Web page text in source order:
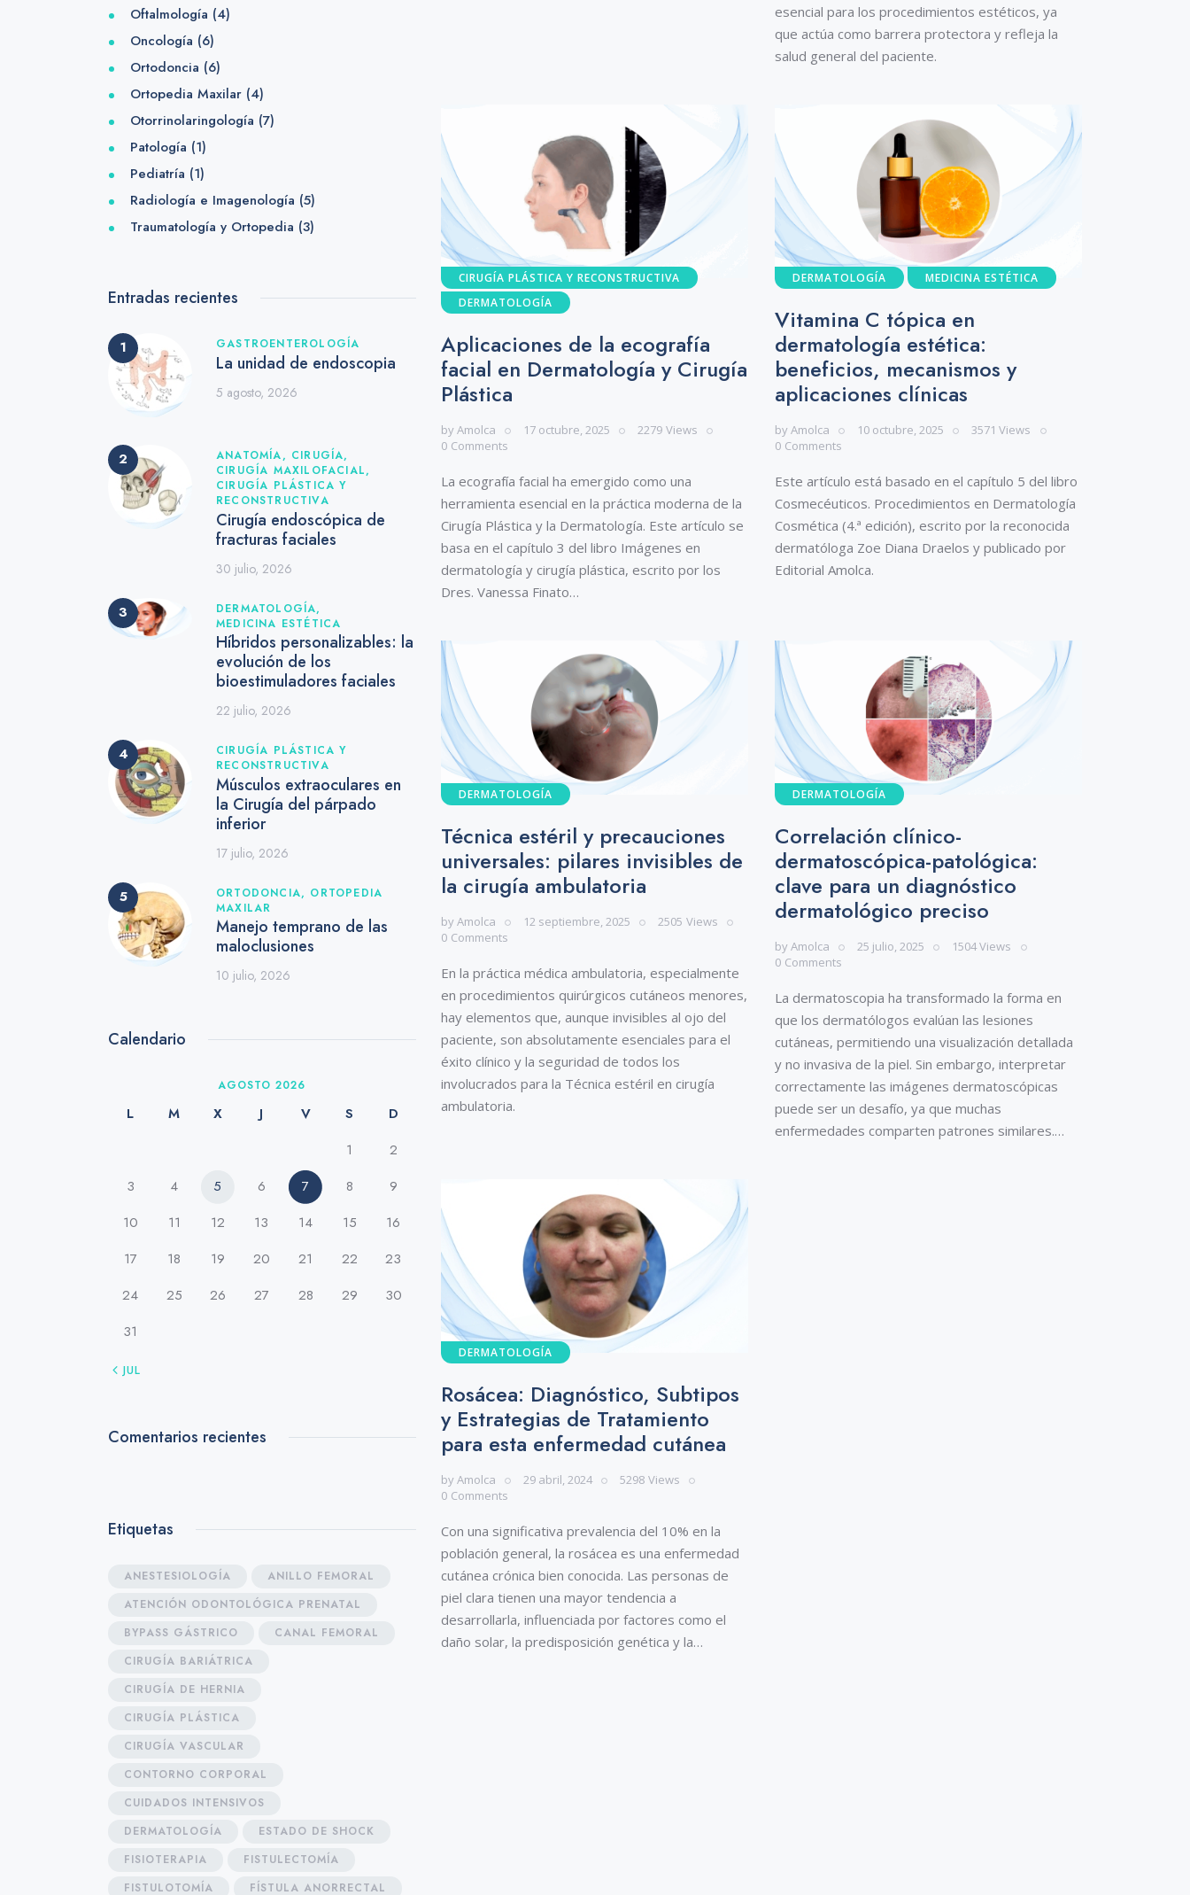
esencial para los procedimientos estéticos, ya
que actúa como barrera protectora y refleja la
salud general del paciente.
CIRUGÍA PLÁSTICA Y RECONSTRUCTIVA
DERMATOLOGÍA
Aplicaciones de la ecografía
facial en Dermatología y Cirugía
Plástica
byAmolca 17 octubre, 2025 2279 Views
0 Comments
La ecografía facial ha emergido como una
herramienta esencial en la práctica moderna de la
Cirugía Plástica y la Dermatología. Este artículo se
basa en el capítulo 3 del libro Imágenes en
dermatología y cirugía plástica, escrito por los
Dres. Vanessa Finato…
DERMATOLOGÍA MEDICINA ESTÉTICA
Vitamina C tópica en
dermatología estética:
beneficios, mecanismos y
aplicaciones clínicas
byAmolca 10 octubre, 2025 3571 Views
0 Comments
Este artículo está basado en el capítulo 5 del libro
Cosmecéuticos. Procedimientos en Dermatología
Cosmética (4.ª edición), escrito por la reconocida
dermatóloga Zoe Diana Draelos y publicado por
Editorial Amolca.
DERMATOLOGÍA
Técnica estéril y precauciones
universales: pilares invisibles de
la cirugía ambulatoria
byAmolca 12 septiembre, 2025 2505 Views
0 Comments
En la práctica médica ambulatoria, especialmente
en procedimientos quirúrgicos cutáneos menores,
hay elementos que, aunque invisibles al ojo del
paciente, son absolutamente esenciales para el
éxito clínico y la seguridad de todos los
involucrados para la Técnica estéril en cirugía
ambulatoria.
DERMATOLOGÍA
Correlación clínico-
dermatoscópica-patológica:
clave para un diagnóstico
dermatológico preciso
byAmolca 25 julio, 2025 1504 Views
0 Comments
La dermatoscopia ha transformado la forma en
que los dermatólogos evalúan las lesiones
cutáneas, permitiendo una visualización detallada
y no invasiva de la piel. Sin embargo, interpretar
correctamente las imágenes dermatoscópicas
puede ser un desafío, ya que muchas
enfermedades comparten patrones similares.…
DERMATOLOGÍA
Rosácea: Diagnóstico, Subtipos
y Estrategias de Tratamiento
para esta enfermedad cutánea
byAmolca 29 abril, 2024 5298 Views
0 Comments
Con una significativa prevalencia del 10% en la
población general, la rosácea es una enfermedad
cutánea crónica bien conocida. Las personas de
piel clara tienen una mayor tendencia a
desarrollarla, influenciada por factores como el
daño solar, la predisposición genética y la…
Oftalmología (4)
Oncología (6)
Ortodoncia (6)
Ortopedia Maxilar(4)
Otorrinolaringología (7)
Patología (1)
Pediatría (1)
Radiología e Imagenología (5)
Traumatología y Ortopedia (3)
Entradas recientes
GASTROENTEROLOGÍA
La unidad de endoscopia
5 agosto, 2026
ANATOMÍA, CIRUGÍA,
CIRUGÍA MAXILOFACIAL,
CIRUGÍA PLÁSTICA Y
RECONSTRUCTIVA
Cirugía endoscópica de
fracturas faciales
30 julio, 2026
DERMATOLOGÍA,
MEDICINA ESTÉTICA
Híbridos personalizables: la
evolución de los
bioestimuladores faciales
22 julio, 2026
CIRUGÍA PLÁSTICA Y
RECONSTRUCTIVA
Músculos extraoculares en
la Cirugía del párpado
inferior
17 julio, 2026
ORTODONCIA, ORTOPEDIA
MAXILAR
Manejo temprano de las
maloclusiones
10 julio, 2026
Calendario
AGOSTO 2026
L M X J V S
D
1
2
3
4 5 6 7 8
9
10
11 12 13 14 15
16
17
18 19 20 21 22
23
24
25 26 27 28 29
30
31
« JUL
Comentarios recientes
Etiquetas
ANESTESIOLOGÍA
ANILLO FEMORAL
ATENCIÓN ODONTOLÓGICA PRENATAL
BYPASS GÁSTRICO
CANAL FEMORAL
CIRUGÍA BARIÁTRICA
CIRUGÍA DE HERNIA
CIRUGÍA PLÁSTICA
CIRUGÍA VASCULAR
CONTORNO CORPORAL
CUIDADOS INTENSIVOS
DERMATOLOGÍA
ESTADO DE SHOCK
FISIOTERAPIA
FISTULECTOMÍA
FISTULOTOMÍA
FÍSTULA ANORRECTAL